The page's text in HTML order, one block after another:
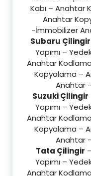
Kabı – Anahtar
Anahtar
-İmmobilizer
Subaru Çilingir
Yapımı –
Anahtar
Kopyalama –
Anahtar
Suzuki Çilingir
Yapımı –
Anahtar
Kopyalama –
Anahtar
Tata Çilingir
Yapımı –
Anahtar